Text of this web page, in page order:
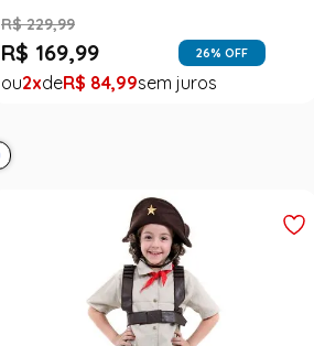
R$ 229,99
R$ 169,99 26% OFF
2 R$ 84,99